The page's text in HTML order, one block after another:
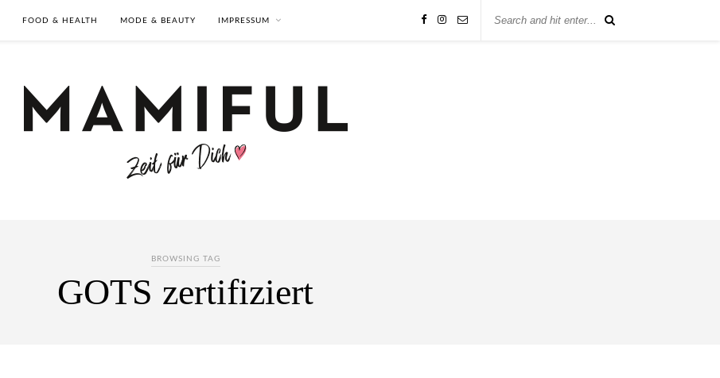
FOOD & HEALTH MODE & BEAUTY IMPRESSUM
BROWSING TAG
GOTS zertifiziert